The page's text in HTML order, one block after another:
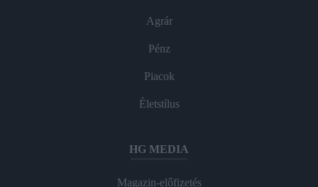
Agrár
Pénz
Piacok
Életstílus
HG MEDIA
Magazin-előfizetés